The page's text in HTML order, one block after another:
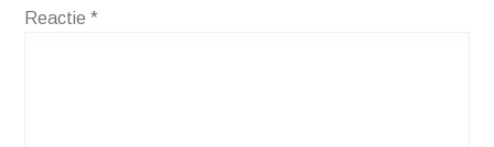
Reactie*